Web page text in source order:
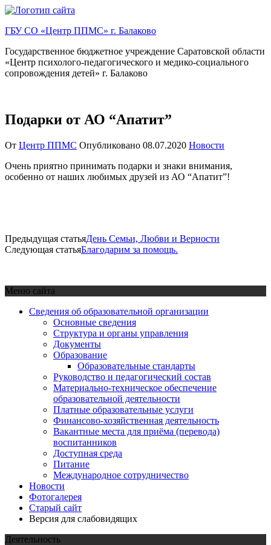
Перейти
содержимому
ГБУ СО «Центр ППМС» г. Балаково
Государственное бюджетное учреждение Саратовской области
«Центр психолого-педагогического и медико-социального
сопровождения детей» г. Балаково
Подарки от АО “Апатит”
От Центр ППМС Опубликовано 08.07.2020 Новости
Очень приятно принимать подарки и знаки внимания,
особенно от наших любимых друзей из АО “Апатит”!
Предыдущая статьяДень Семьи, Любви и Верности
Следующая статьяБлагодарим за помощь.
Меню сайта
Сведения об образовательной организации
Основные сведения
Структура и органы управления
Документы
Образование
Образовательные стандарты
Руководство и педагогический состав
Материально-техническое обеспечение
образовательной деятельности
Платные образовательные услуги
Финансово-хозяйственная деятельность
Вакантные места для приёма (перевода)
воспитанников
Доступная среда
Питание
Международное сотрудничество
Новости
Фотогалерея
Старый сайт
Версия для слабовидящих
Деятельность